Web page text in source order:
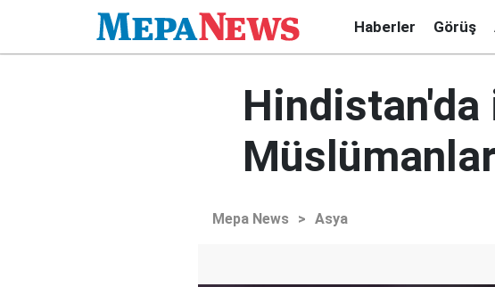
Haberler Görüş
Mepa News > Asya